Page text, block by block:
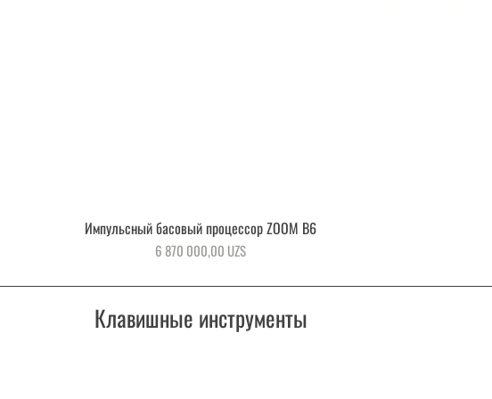
Быстрый просмотр
Импульсный басовый процессор ZOOM B6
Цена
6 870 000,00 UZS
Клавишные инструменты